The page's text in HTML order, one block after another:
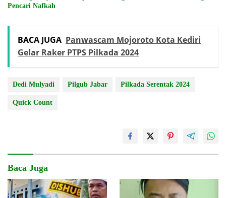
Pencari Nafkah
BACA JUGA Panwascam Mojoroto Kota Kediri
Gelar Raker PTPS Pilkada 2024
Dedi Mulyadi Pilgub Jabar Pilkada Serentak 2024
Quick Count
Baca Juga